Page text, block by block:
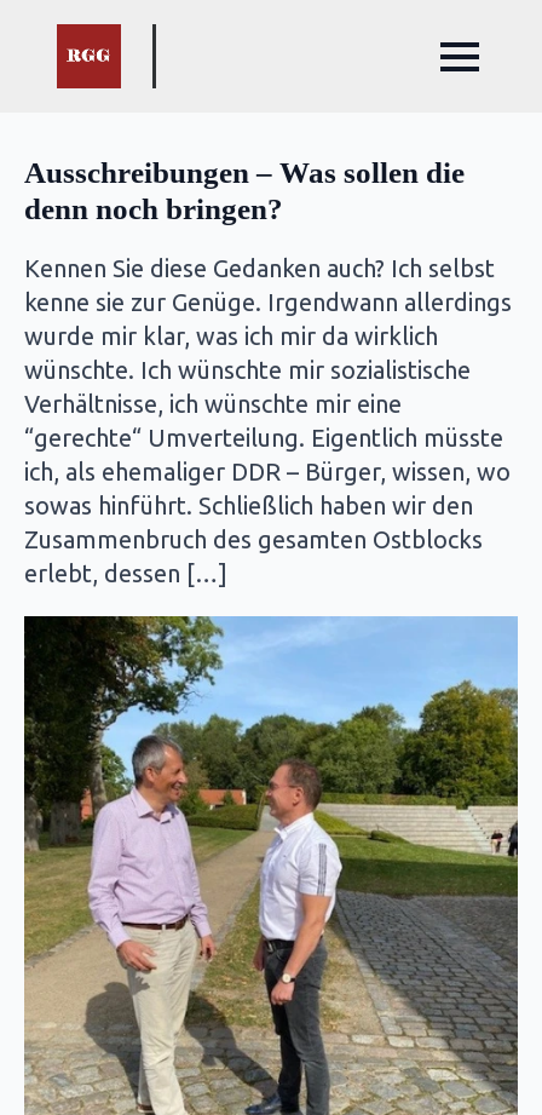
Ausschreibungen – Was sollen die
denn noch bringen?
Kennen Sie diese Gedanken auch? Ich selbst
kenne sie zur Genüge. Irgendwann allerdings
wurde mir klar, was ich mir da wirklich
wünschte. Ich wünschte mir sozialistische
Verhältnisse, ich wünschte mir eine
“gerechte“ Umverteilung. Eigentlich müsste
ich, als ehemaliger DDR – Bürger, wissen, wo
sowas hinführt. Schließlich haben wir den
Zusammenbruch des gesamten Ostblocks
erlebt, dessen […]